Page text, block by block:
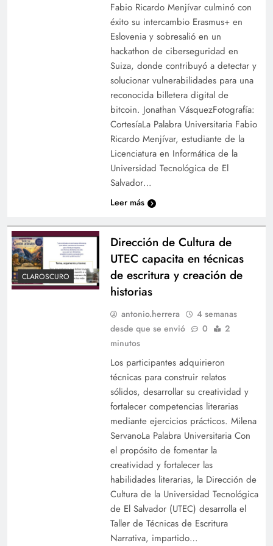
Fabio Ricardo Menjívar culminó con
éxito su intercambio Erasmus+ en
Eslovenia y sobresalió en un
hackathon de ciberseguridad en
Suiza, donde contribuyó a detectar y
solucionar vulnerabilidades para una
reconocida billetera digital de
bitcoin. Jonathan VásquezFotografía:
CortesíaLa Palabra Universitaria Fabio
Ricardo Menjívar, estudiante de la
Licenciatura en Informática de la
Universidad Tecnológica de El
Salvador…
Leer más
CLAROSCURO
Dirección de Cultura de
UTEC capacita en técnicas
de escritura y creación de
historias
antonio.herrera
4 semanas
desde que se envió
0
2
minutos
Los participantes adquirieron
técnicas para construir relatos
sólidos, desarrollar su creatividad y
fortalecer competencias literarias
mediante ejercicios prácticos. Milena
ServanoLa Palabra Universitaria Con
el propósito de fomentar la
creatividad y fortalecer las
habilidades literarias, la Dirección de
Cultura de la Universidad Tecnológica
de El Salvador (UTEC) desarrolla el
Taller de Técnicas de Escritura
Narrativa, impartido…